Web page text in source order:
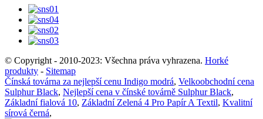
© Copyright - 2010-2023: Všechna práva vyhrazena. Horké
produkty - Sitemap
Čínská továrna za nejlepší cenu Indigo modrá, Velkoobchodní cena
Sulphur Black, Nejlepší cena v čínské továrně Sulphur Black,
Základní fialová 10, Základní Zelená 4 Pro Papír A Textil, Kvalitní
sírová černá,